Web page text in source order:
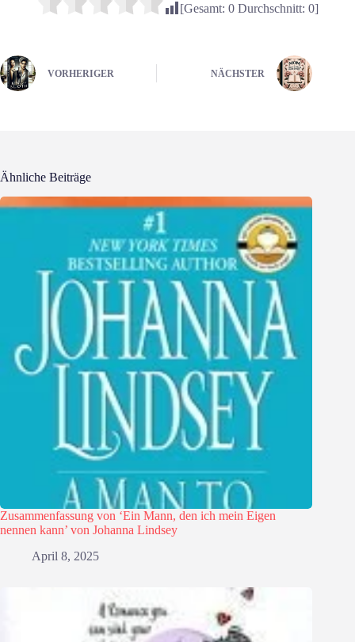
[Gesamt: 0Durchschnitt: 0]
VORHERIGER NÄCHSTER
Ähnliche Beiträge
Zusammenfassung von ‘Ein Mann, den ich mein Eigen
nennen kann’ von Johanna Lindsey
April 8, 2025